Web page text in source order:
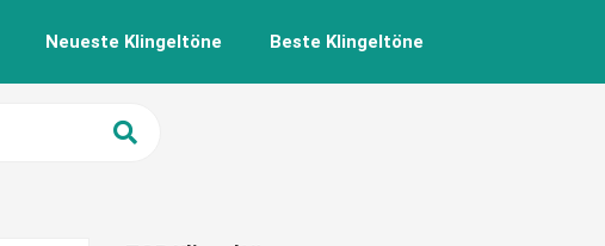
Neueste Klingeltöne Beste Klingeltöne